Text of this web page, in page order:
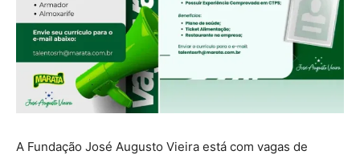
A Fundação José Augusto Vieira está com vagas de